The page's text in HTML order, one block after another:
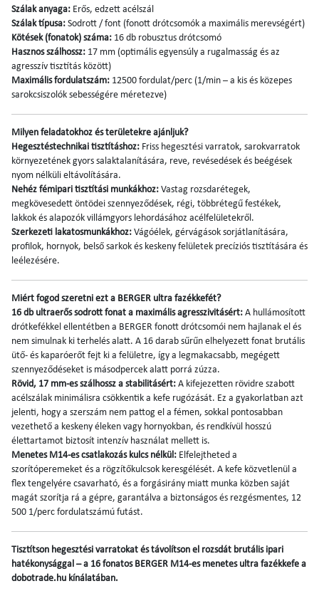
Szálak anyaga: Erős, edzett acélszál
Szálak típusa: Sodrott / font (fonott drótcsomók a maximális merevségért)
Kötések (fonatok) száma: 16 db robusztus drótcsomó
Hasznos szálhossz: 17 mm (optimális egyensúly a rugalmasság és az
agresszív tisztítás között)
Maximális fordulatszám: 12500 fordulat/perc (1/min – a kis és közepes
sarokcsiszolók sebességére méretezve)
Milyen feladatokhoz és területekre ajánljuk?
Hegesztéstechnikai tisztításhoz: Friss hegesztési varratok, sarokvarratok
környezetének gyors salaktalanítására, reve, revésedések és beégések
nyom nélküli eltávolítására.
Nehéz fémipari tisztítási munkákhoz: Vastag rozsdarétegek,
megkövesedett öntödei szennyeződések, régi, többrétegű festékek,
lakkok és alapozók villámgyors lehordásához acélfelületekről.
Szerkezeti lakatosmunkákhoz: Vágóélek, gérvágások sorjátlanítására,
profilok, hornyok, belső sarkok és keskeny felületek precíziós tisztítására és
leélezésére.
Miért fogod szeretni ezt a BERGER ultra fazékkefét?
16 db ultraerős sodrott fonat a maximális agresszivitásért: A hullámosított
drótkefékkel ellentétben a BERGER fonott drótcsomói nem hajlanak el és
nem simulnak ki terhelés alatt. A 16 darab sűrűn elhelyezett fonat brutális
ütő- és kaparóerőt fejt ki a felületre, így a legmakacsabb, megégett
szennyeződéseket is másodpercek alatt porrá zúzza.
Rövid, 17 mm-es szálhossz a stabilitásért: A kifejezetten rövidre szabott
acélszálak minimálisra csökkentik a kefe rugózását. Ez a gyakorlatban azt
jelenti, hogy a szerszám nem pattog el a fémen, sokkal pontosabban
vezethető a keskeny éleken vagy hornyokban, és rendkívül hosszú
élettartamot biztosít intenzív használat mellett is.
Menetes M14-es csatlakozás kulcs nélkül: Elfelejtheted a
szorítóperemeket és a rögzítőkulcsok keresgélését. A kefe közvetlenül a
flex tengelyére csavarható, és a forgásirány miatt munka közben saját
magát szorítja rá a gépre, garantálva a biztonságos és rezgésmentes, 12
500 1/perc fordulatszámú futást.
Tisztítson hegesztési varratokat és távolítson el rozsdát brutális ipari
hatékonysággal – a 16 fonatos BERGER M14-es menetes ultra fazékkefe a
dobotrade.hu kínálatában.